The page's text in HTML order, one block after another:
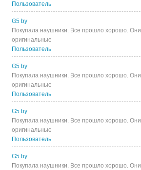
Пользователь
G5 by
Покупала наушники. Все прошло хорошо.
оригинальные
Пользователь
G5 by
Покупала наушники. Все прошло хорошо.
оригинальные
Пользователь
G5 by
Покупала наушники. Все прошло хорошо.
оригинальные
Пользователь
G5 by
Покупала наушники. Все прошло хорошо.